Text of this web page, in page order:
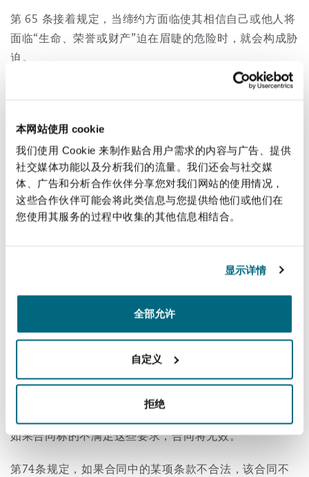
本网站使用 cookie
我们使用 Cookie 来制作贴合用户需求的内容与广告、提供
社交媒体功能以及分析我们的流量。我们还会与社交媒
体、广告和分析合作伙伴分享您对我们网站的使用情况，
这些合作伙伴可能会将此类信息与您提供给他们或他们在
您使用其服务的过程中收集的其他信息相结合。
显示详情
全部允许
自定义
拒绝
第 65 条接着规定，当缔约方面临使其相信自己或他人将
面临“生命、荣誉或财产”迫在眉睫的危险时，就会构成胁
迫。
为了在胁迫的情况下产生解除合同的权利，胁迫行为必
施，只有在另一缔约方知悉的情况下，才可以解除合
同。
根据第 68 条规定，法院拥有广泛的自由裁量权，可以对
由于无过错方的明显弱势或需求而造成的不公平给予救
济，并且可以宣告合同无效、减少无过错方的义务或增
违法
不违反公序良俗；
明确规定标的的性质、类型或数量。
如果合同标的不满足这些要求，合同将无效。
第74条规定，如果合同中的某项条款不合法，该合同不